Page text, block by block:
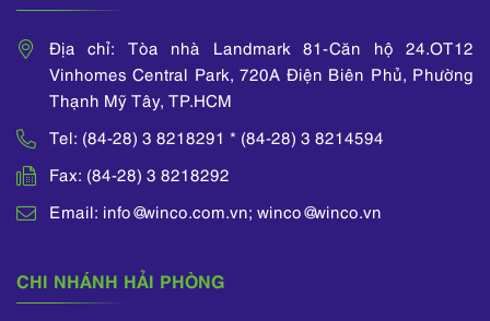
Địa chỉ: Tòa nhà Landmark 81-Căn hộ 24.OT12
Vinhomes Central Park, 720A Điện Biên Phủ, Phường
Thạnh Mỹ Tây, TP.HCM
Tel: (84-28) 3 8218291 * (84-28) 3 8214594
Fax: (84-28) 3 8218292
Email: info@winco.com.vn; winco@winco.vn
CHI NHÁNH HẢI PHÒNG